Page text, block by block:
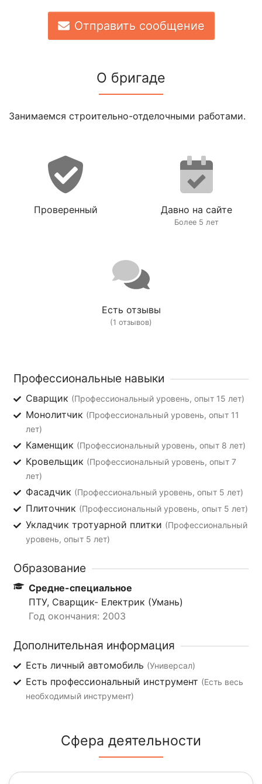
Отправить сообщение
О бригаде
Занимаемся строительно-отделочными работами.
Проверенный Давно на сайте
Более 5 лет
Есть отзывы
(1 отзывов)
Профессиональные навыки
Сварщик (Профессиональный уровень, опыт 15 лет)
Монолитчик (Профессиональный уровень, опыт 11
лет)
Каменщик (Профессиональный уровень, опыт 8 лет)
Кровельщик (Профессиональный уровень, опыт 7
лет)
Фасадчик (Профессиональный уровень, опыт 5 лет)
Плиточник (Профессиональный уровень, опыт 5 лет)
Укладчик тротуарной плитки (Профессиональный
уровень, опыт 5 лет)
Образование
Средне-специальное
ПТУ, Сварщик- Електрик (Умань)
Год окончания: 2003
Дополнительная информация
Есть личный автомобиль (Универсал)
Есть профессиональный инструмент (Есть весь
необходимый инструмент)
Сфера деятельности